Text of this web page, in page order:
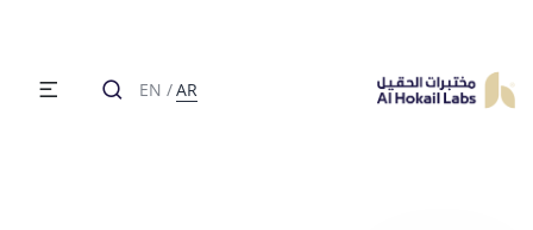
EN /AR